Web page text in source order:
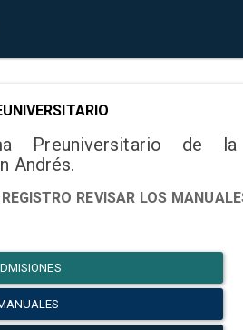
Preuniversitario de la
Andrés.
REVISAR LOS